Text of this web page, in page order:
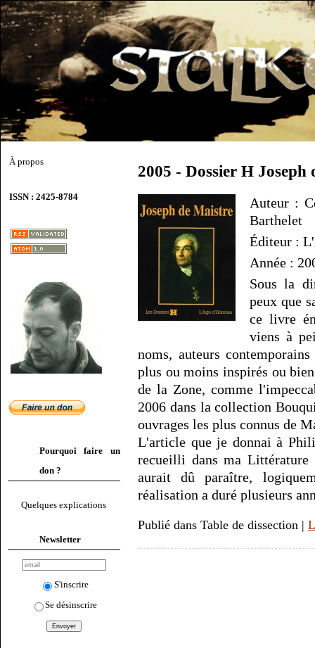
À propos
ISSN : 2425-8784
Pourquoi faire un
don ?
Quelques explications
Newsletter
S'inscrire
Se désinscrire
2005 - Dossier H Joseph
Auteur :
Barthelet
Éditeur :
Année :
Sous la
peux que
ce livre
viens à
noms, auteurs
plus ou moins inspirés ou
de la Zone, comme
2006 dans la collection
ouvrages les plus connus de
L'article que je donnai à
recueilli dans ma Littérature
aurait dû paraître,
réalisation a duré plusieurs
Publié dans Table de dissection |